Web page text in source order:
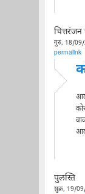
गुरु, 18/
permalink
पुलस्ति
शुक्र, 19/